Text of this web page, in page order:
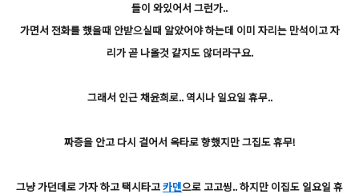
들이 와있어서 그런가..
가면서 전화를 했을때 안받으실때 알았어야 하는데 이미 자리는 만석이고 자
리가 곧 나올것 같지도 않더라구요.
그래서 인근 채윤희로.. 역시나 일요일 휴무..
짜증을 안고 다시 걸어서 옥타로 향했지만 그집도 휴무!
그냥 가던데로 가자 하고 택시타고카덴으로 고고씽.. 하지만 이집도 일요일 휴